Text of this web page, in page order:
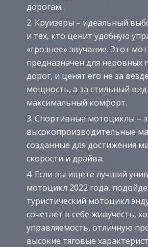
дорогам.
Круизеры – идеальный
и тех, кто ценит удобную
«грозное» звучание. Этот
предназначен для неровных
дорог, и ценят его не за
мощность, а за стильный
максимальный комфорт.
Спортивные мотоциклы –
высокопроизводительные
созданные для достижения
скорости и драйва.
Если вы ищете лучший
мотоцикл 2022 года,
туристический мотоцикл
сочетает в себе живучесть,
управляемость, отличную
высокие тяговые